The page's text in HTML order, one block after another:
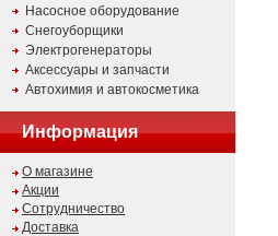
Насосное оборудование
Снегоуборщики
Электрогенераторы
Аксессуары и запчасти
Автохимия и автокосметика
Информация
О магазине
Акции
Сотрудничество
Доставка